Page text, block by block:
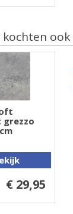
kochten ook
€ 29,95